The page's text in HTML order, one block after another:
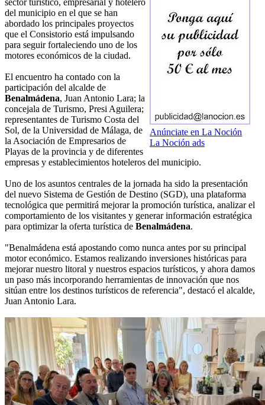
Anúnciate en La Noción
La Noción ads
sector turístico, empresarial y hotelero
del municipio en el que se han
abordado los principales proyectos
que el Consistorio está impulsando
para seguir fortaleciendo uno de los
motores económicos de la ciudad.
El encuentro ha contado con la
participación del alcalde de
Benalmádena, Juan Antonio Lara; la
concejala de Turismo, Presi Aguilera;
representantes de Turismo Costa del
Sol, de la Universidad de Málaga, de
la Asociación de Empresarios de
Playas de la provincia y de diferentes
empresas y establecimientos hoteleros del municipio.
Uno de los asuntos centrales de la jornada ha sido la presentación
del nuevo Sistema de Gestión de Destino (SGD), una plataforma
tecnológica que permitirá mejorar la promoción turística, analizar el
comportamiento de los visitantes y generar información estratégica
para optimizar la oferta turística de Benalmádena.
"Benalmádena está apostando como nunca antes por su principal
motor económico. Estamos realizando inversiones históricas para
mejorar nuestro litoral y nuestros espacios turísticos, y ahora damos
un paso más incorporando herramientas de innovación que nos
sitúan entre los destinos turísticos de referencia", destacó el alcalde,
Juan Antonio Lara.